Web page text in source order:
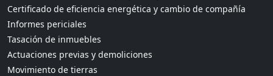
Certificado de eficiencia energética y cambio de compañía
Informes periciales
Tasación de inmuebles
Actuaciones previas y demoliciones
Movimiento de tierras